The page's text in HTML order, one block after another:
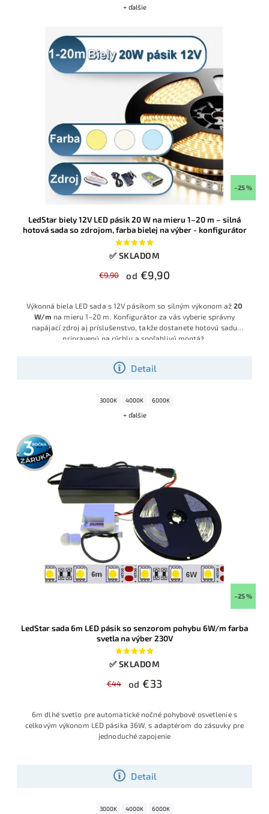
+ ďalšie
–25 %
LedStar biely 12V LED pásik 20 W na mieru 1–20 m – silná
hotová sada so zdrojom, farba bielej na výber - konfigurátor
✅ SKLADOM
€9,90 od €9,90
Detail
Výkonná biela LED sada s 12V pásikom so silným výkonom až20
W/m na mieru 1–20 m. Konfigurátor za vás vyberie správny
napájací zdroj aj príslušenstvo, takže dostanete hotovú sadu
pripravenú na rýchlu a spoľahlivú montáž.
3000K 4000K 6000K
+ ďalšie
3 roky
záruka
–25 %
LedStar sada 6m LED pásik so senzorom pohybu 6W/m farba
svetla na výber 230V
✅ SKLADOM
€44 od €33
Detail
6m dlhé svetlo pre automatické nočné pohybové osvetlenie s
celkovým výkonom LED pásika 36W, s adaptérom do zásuvky pre
jednoduché zapojenie
3000K 4000K 6000K